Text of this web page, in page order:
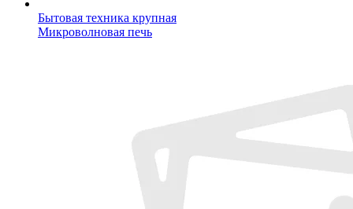
Бытовая техника крупная
Микроволновая печь